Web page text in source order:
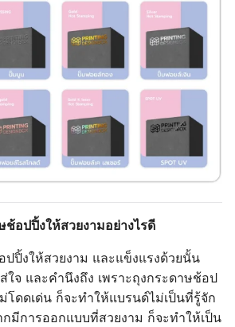
อปปิ้งให้สวยงามอย่างไรดี
ปปิ้งให้สวยงาม และแข็งแรงด้วยนั้น
ส่ใจ และคำนึงถึง เพราะถุงกระดาษช้อป
โดดเด่น ก็จะทำให้แบรนด์ไม่เป็นที่รู้จัก
มีการออกแบบที่สวยงาม ก็จะทำให้เป็น